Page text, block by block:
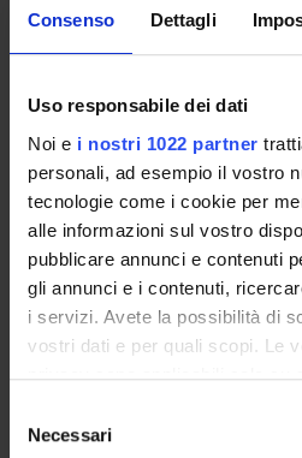
Consenso Dettagli
Uso responsabile dei dati
Noi e i nostri 1022 partner
personali, ad esempio il vostro
tecnologie come i cookie per
alle informazioni sul vostro
pubblicare annunci e contenuti
gli annunci e i contenuti,
i servizi. Avete la possibilità di
vostri dati e per quali scopi. Le
privacy sono applicabili solo su
modificare o revocare il proprio
delNecessari
RESEARCH AREAS INVOLVED IN
SECTIONS
Section of Psychiatry and
ACTIVITIES